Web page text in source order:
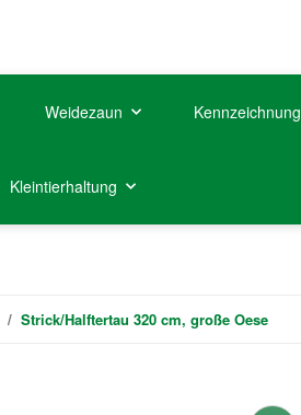
Weidezaun Kennzeichnung
Kleintierhaltung
Strick/Halftertau 320 cm, große Oese